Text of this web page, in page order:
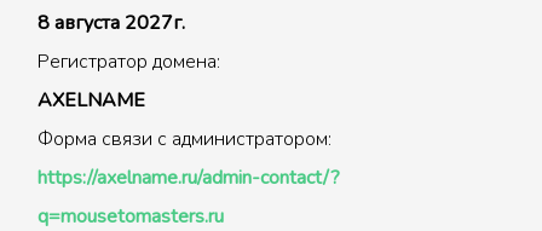
8 августа 2027г.
Регистратор домена:
AXELNAME
Форма связи с администратором:
https://axelname.ru/admin-contact/?
q=mousetomasters.ru